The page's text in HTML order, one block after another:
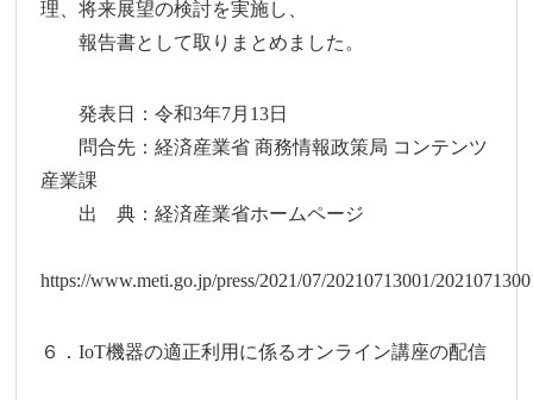
理、将来展望の検討を実施し、
報告書として取りまとめました。
発表日：令和3年7月13日
問合先：経済産業省 商務情報政策局 コンテンツ
産業課
出 典：経済産業省ホームページ
https://www.meti.go.jp/press/2021/07/20210713001/
６．IoT機器の適正利用に係るオンライン講座の配信